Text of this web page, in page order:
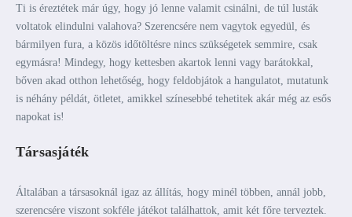
Ti is éreztétek már úgy, hogy jó lenne valamit csinálni, de túl lusták
voltatok elindulni valahova? Szerencsére nem vagytok egyedül, és
bármilyen fura, a közös időtöltésre nincs szükségetek semmire, csak
egymásra! Mindegy, hogy kettesben akartok lenni vagy barátokkal,
bőven akad otthon lehetőség, hogy feldobjátok a hangulatot, mutatunk
is néhány példát, ötletet, amikkel színesebbé tehetitek akár még az esős
napokat is!
Társasjáték
Általában a társasoknál igaz az állítás, hogy minél többen, annál jobb,
szerencsére viszont sokféle játékot találhattok, amit két főre terveztek.